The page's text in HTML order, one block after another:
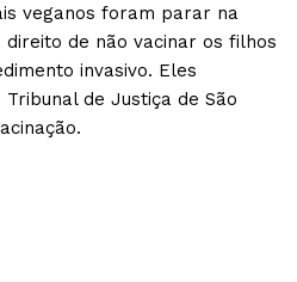
veganos foram parar na
de não vacinar os filhos
invasivo. Eles
de Justiça de São